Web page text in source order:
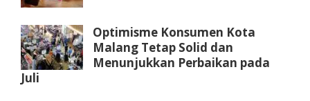
Optimisme Konsumen Kota
Malang Tetap Solid dan
Menunjukkan Perbaikan pada
Juli